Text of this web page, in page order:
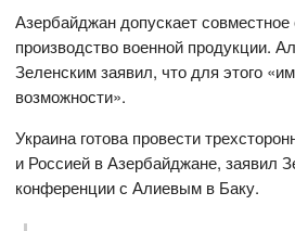
Азербайджан допускает совместное
производство военной продукции.
Зеленским заявил, что для этого
возможности».
Украина готова провести
и Россией в Азербайджане, заявил
конференции с Алиевым в Баку.